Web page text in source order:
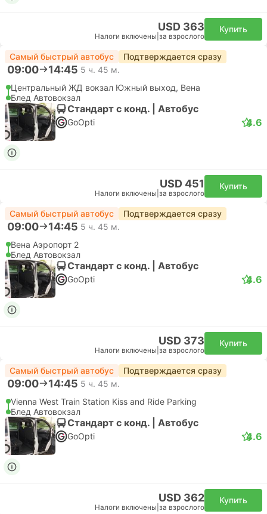
USD 363
Налоги включены за взрослого
Купить
Самый быстрый автобус Подтверждается сразу
09:00 14:45 5 ч. 45 м.
Центральный ЖД вокзал Южный выход, Вена
Блед Автовокзал
Стандарт с конд. | Автобус
GoOpti 4.6
USD 451
Налоги включены за взрослого
Купить
Самый быстрый автобус Подтверждается сразу
09:00 14:45 5 ч. 45 м.
Вена Аэропорт 2
Блед Автовокзал
Стандарт с конд. | Автобус
GoOpti 4.6
USD 373
Налоги включены за взрослого
Купить
Самый быстрый автобус Подтверждается сразу
09:00 14:45 5 ч. 45 м.
Vienna West Train Station Kiss and Ride Parking
Блед Автовокзал
Стандарт с конд. | Автобус
GoOpti 4.6
USD 362
Налоги включены за взрослого
Купить